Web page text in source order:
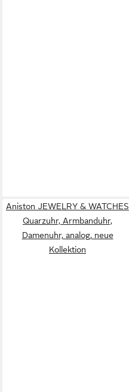
Aniston JEWELRY & WATCHES
Quarzuhr, Armbanduhr,
Damenuhr, analog, neue
Kollektion